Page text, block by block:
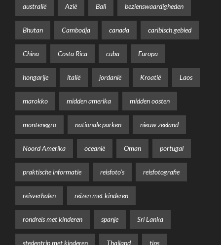
australië Azië Bali bezienswaardigheden
Bhutan Cambodja canada caribisch gebied
China Costa Rica cuba Europa
hongarije italië jordanië Kroatië Laos
marokko midden amerika midden oosten
montenegro nationale parken nieuw zeeland
Noord Amerika oceanië Oman portugal
praktische informatie reisfoto's reisfotografie
reisverhalen reizen met kinderen
rondreis met kinderen spanje Sri Lanka
stedentrip met kinderen Thailand tips